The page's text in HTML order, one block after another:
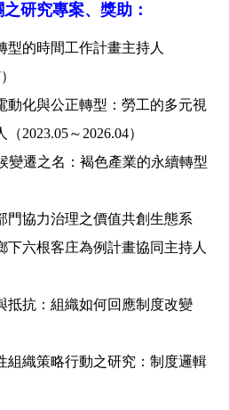
研究專案、獎助：
型的時間工作計畫主持人
）
動化與公正轉型：勞工的多元視
2023.05～ 2026.04）
變遷之名：褐色產業的永續轉型
門協力治理之價值共創生態系
下六根客庄為例計畫協同主持人
抵抗：組織如何回應制度改變
組織策略行動之研究：制度邏輯